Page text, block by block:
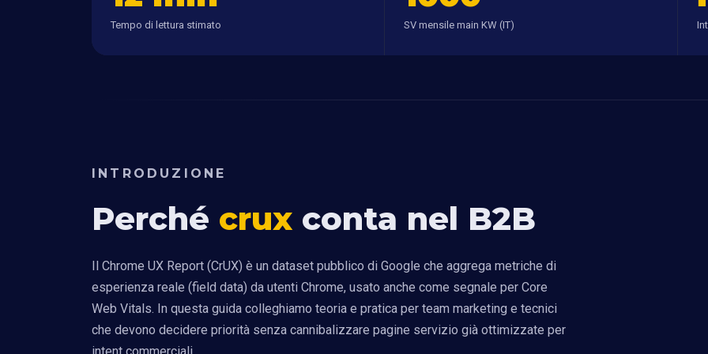
Tempo di lettura stimato SV mensile main KW (IT)
INTRODUZIONE
Perché crux conta nel B2B
Il Chrome UX Report (CrUX) è un dataset pubblico di Google che aggrega metriche di
esperienza reale (field data) da utenti Chrome, usato anche come segnale per Core
Web Vitals. In questa guida colleghiamo teoria e pratica per team marketing e tecnici
che devono decidere priorità senza cannibalizzare pagine servizio già ottimizzate per